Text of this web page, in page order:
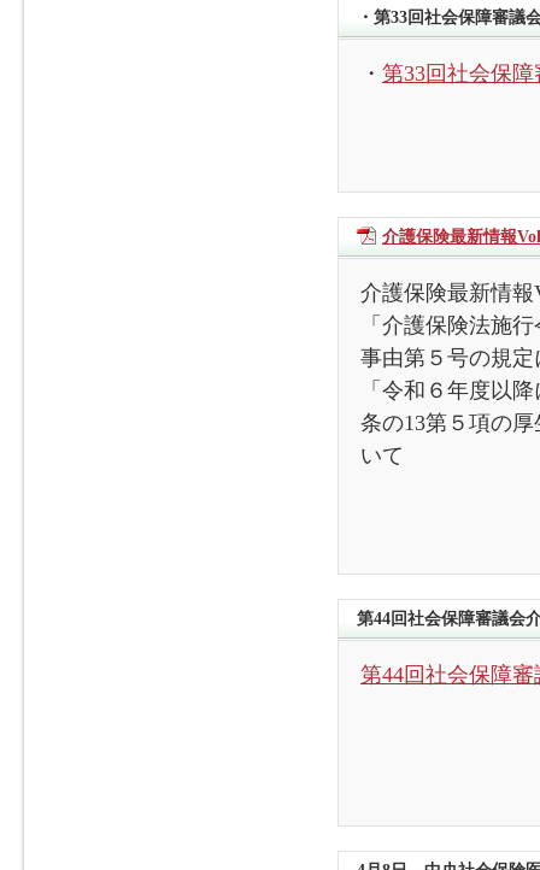
・第33回社会保障審議
・ 第33回社会保
介護保険最新情報
介護保険最新情報
「介護保険法施
事由第５号の規
「令和６年度以
条の13第５項の
いて
第44回社会保障審議会
第44回社会保障